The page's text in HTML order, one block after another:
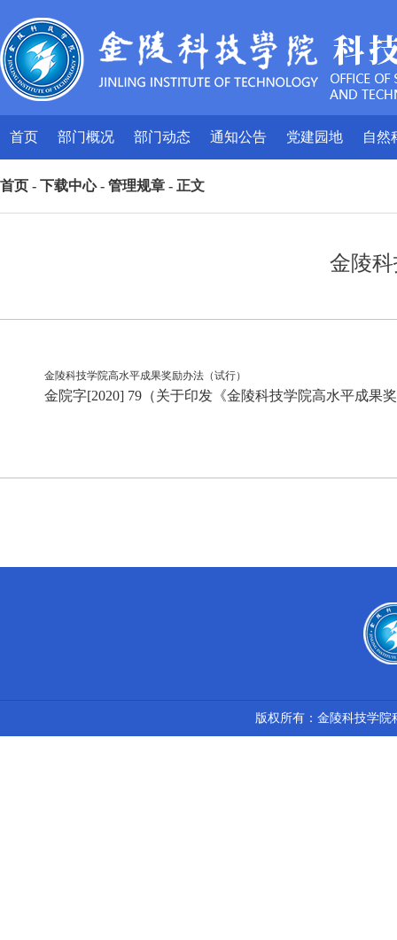
首页 部门概况 部门动态 通知公告 党建园地 自然
首页 - 下载中心- 管理规章 - 正文
金陵
金陵科技学院高水平成果奖励办法（试行）
金院字[2020] 79（关于印发《金陵科技学院高水平成果
版权所有：金陵科技学